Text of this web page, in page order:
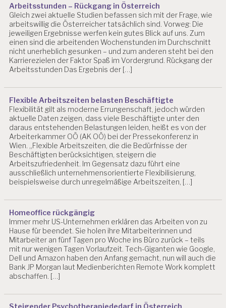
Arbeitsstunden – Rückgang in Österreich
Gleich zwei aktuelle Studien befassen sich mit der Frage, wie
arbeitswillig die Österreicher tatsächlich sind. Vorweg: Die
jeweiligen Ergebnisse werfen kein gutes Blick auf uns. Zum
einen sind die arbeitenden Wochenstunden im Durchschnitt
nicht unerheblich gesunken – und zum anderen steht bei den
Karrierezielen der Faktor Spaß im Vordergrund. Rückgang der
Arbeitsstunden Das Ergebnis der […]
Flexible Arbeitszeiten belasten Beschäftigte
Flexibilität gilt als moderne Errungenschaft, jedoch würden
aktuelle Daten zeigen, dass viele Beschäftigte unter den
daraus entstehenden Belastungen leiden, heißt es von der
Arbeiterkammer OÖ (AK OÖ) bei der Pressekonferenz in
Wien. „Flexible Arbeitszeiten, die die Bedürfnisse der
Beschäftigten berücksichtigen, steigern die
Arbeitszufriedenheit. Im Gegensatz dazu führt eine
ausschließlich unternehmensorientierte Flexibilisierung,
beispielsweise durch unregelmäßige Arbeitszeiten, […]
Homeoffice rückgängig
Immer mehr US-Unternehmen erklären das Arbeiten von zu
Hause für beendet. Sie holen ihre Mitarbeiterinnen und
Mitarbeiter an fünf Tagen pro Woche ins Büro zurück – teils
mit nur wenigen Tagen Vorlaufzeit. Tech-Giganten wie Google,
Dell und Amazon haben den Anfang gemacht, nun will auch die
Bank JP Morgan laut Medienberichten Remote Work komplett
abschaffen. […]